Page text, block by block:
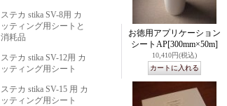
ステカ stika SV-8用 カ
ッティング用シートと
消耗品
ステカ stika SV-12用 カ
ッティング用シート
ステカ stika SV-15 用 カ
ッティング用シート
お徳用アプリケーション
シートAP[300mm×50m]
10,410円(税込)